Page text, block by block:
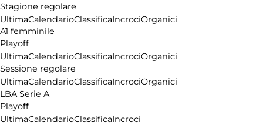
Stagione regolare
UltimaCalendarioClassificaIncrociOrganici
A1 femminile
Playoff
UltimaCalendarioClassificaIncrociOrganici
Sessione regolare
UltimaCalendarioClassificaIncrociOrganici
LBA Serie A
Playoff
UltimaCalendarioClassificaIncroci